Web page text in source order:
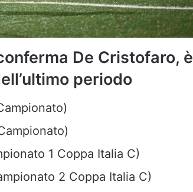
De Cristofaro, è
periodo
1 Coppa Italia C)
2 Coppa Italia C)